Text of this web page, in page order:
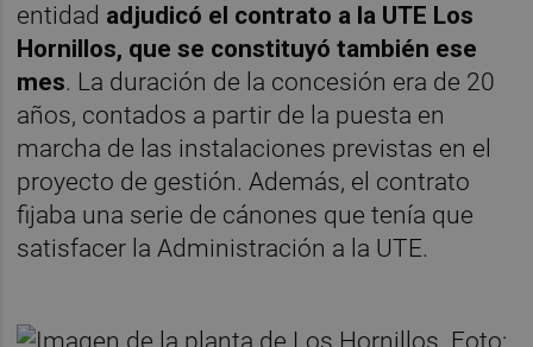
entidad adjudicó el contrato a la UTE Los
Hornillos, que se constituyó también ese
mes. La duración de la concesión era de 20
años, contados a partir de la puesta en
marcha de las instalaciones previstas en el
proyecto de gestión. Además, el contrato
fijaba una serie de cánones que tenía que
satisfacer la Administración a la UTE.